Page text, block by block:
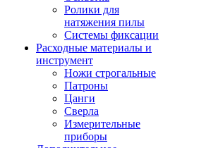
Ролики для
натяжения пилы
Системы фиксации
Расходные материалы и
инструмент
Ножи строгальные
Патроны
Цанги
Сверла
Измерительные
приборы